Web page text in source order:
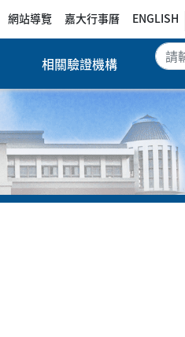
網站導覽 嘉大行事曆 ENGLISH
相關驗證機構